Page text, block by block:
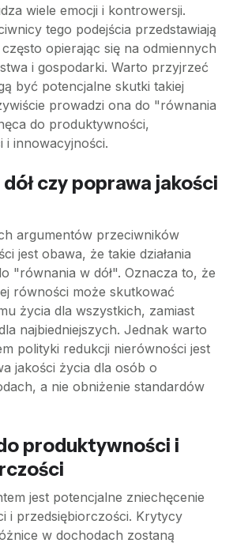
wiele emocji i kontrowersji.
tego podejścia przedstawiają
opierając się na odmiennych
i gospodarki. Warto przyjrzeć
być potencjalne skutki takiej
prowadzi ona do "równania
do produktywności,
i innowacyjności.
czy poprawa jakości
argumentów przeciwników
jest obawa, że takie działania
"równania w dół". Oznacza to, że
równości może skutkować
życia dla wszystkich, zamiast
najbiedniejszych. Jednak warto
polityki redukcji nierówności jest
jakości życia dla osób o
a nie obniżenie standardów
produktywności i
jest potencjalne zniechęcenie
i przedsiębiorczości. Krytycy
w dochodach zostaną